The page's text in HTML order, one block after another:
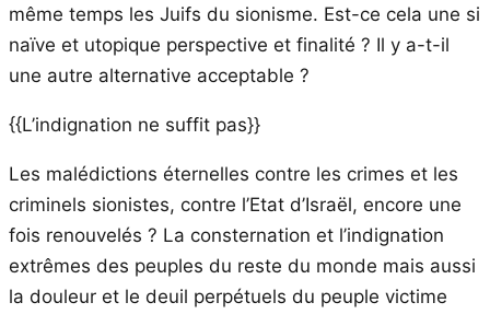
même temps les Juifs du sionisme. Est-ce cela une si
naïve et utopique perspective et finalité ? Il y a-t-il
une autre alternative acceptable ?
{{L’indignation ne suffit pas}}
Les malédictions éternelles contre les crimes et les
criminels sionistes, contre l’Etat d’Israël, encore une
fois renouvelés ? La consternation et l’indignation
extrêmes des peuples du reste du monde mais aussi
la douleur et le deuil perpétuels du peuple victime